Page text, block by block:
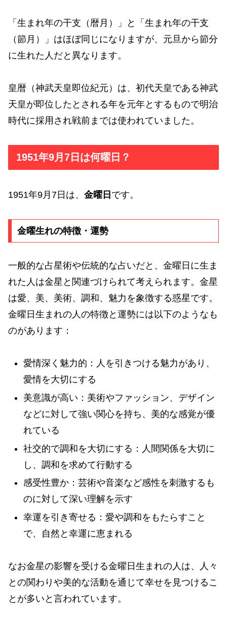
「生まれ年の干支（暦月）」と「生まれ年の干支
（節月）」はほぼ同じになりますが、元旦から節分
に生れた人だと異なります。
皇暦（神武天皇即位紀元）は、初代天皇である神武
天皇が即位したとされる年を元年とするもので明治
時代に採用され戦前までは使われていました。
1951年9月7日は何曜日？
1951年9月7日は、 金曜日 です。
金曜生れの特徴・運勢
一般的な占星術や伝統的な占いだと、金曜日に生ま
れた人は金星と関連づけられて考えられます。金星
は愛、美、美術、調和、魅力を象徴する惑星です。
金曜日生まれの人の特徴と運勢には以下のようなも
のがあります：
愛情深く魅力的：人を引きつける魅力があり、
愛情を大切にする
美意識が高い：美術やファッション、デザイン
などに対して強い関心を持ち、美的な感覚が優
れている
社交的で調和を大切にする：人間関係を大切に
し、調和を求めて行動する
感受性豊か：芸術や音楽など感性を刺激するも
のに対して深い理解を示す
幸運を引き寄せる：愛や調和をもたらすこと
で、自然と幸運に恵まれる
なお金星の影響を受ける金曜日生まれの人は、人々
との関わりや美的な活動を通じて幸せを見つけるこ
とが多いと言われています。